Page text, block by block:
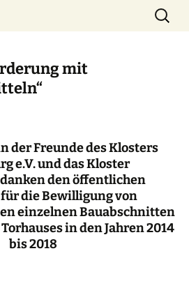
für Wechselburg
des BenediktinerklostersSuchen
nach:
mit
der Freunde des Klosters
e.V. und das Kloster
danken den öffentlichen
die Bewilligung von
einzelnen Bauabschnitten
in den Jahren 2014
bis 2018